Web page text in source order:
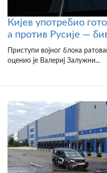
Кијев употребио
а против Русије —
Приступи војног блока
оценио је Валериј Залужни...